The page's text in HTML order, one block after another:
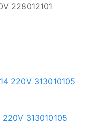
228012101
313010105